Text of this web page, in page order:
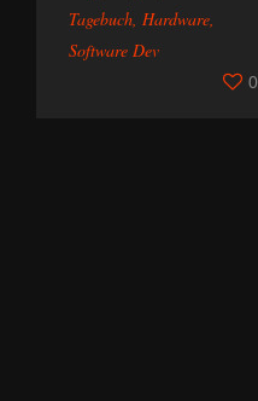
Tagebuch, Hardware,
Software Dev
0